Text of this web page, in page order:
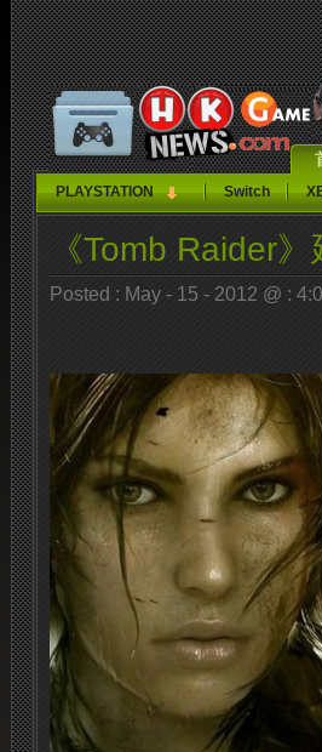
PLAYSTATION Switch
《Tomb Raider
Posted : May - 15 - 2012 @ :